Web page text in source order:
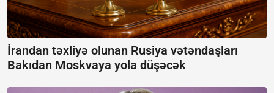
İrandan təxliyə olunan Rusiya vətəndaşları
Bakıdan Moskvaya yola düşəcək